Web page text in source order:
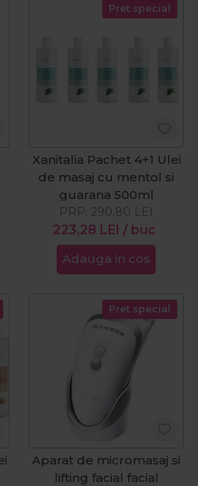
Pret special
Xanitalia Pachet 4+1 Ulei
de masaj cu mentol si
guarana 500ml
223,28 LEI / buc
PRP: 290,80 LEI
Adauga in cos
Pret special
Aparat de micromasaj si
lifting facial facial